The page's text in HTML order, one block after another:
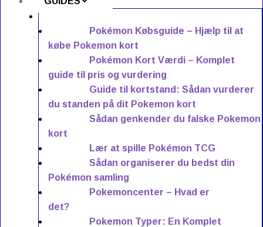
Pokémon Købsguide – Hjælp til at
købe Pokemon kort
Pokémon Kort Værdi – Komplet
guide til pris og vurdering
Guide til kortstand: Sådan vurderer
du standen på dit Pokemon kort
Sådan genkender du falske Pokemon
kort
Lær at spille Pokémon TCG
Sådan organiserer du bedst din
Pokémon samling
Pokemoncenter – Hvad er
det?
Pokemon Typer: En Komplet